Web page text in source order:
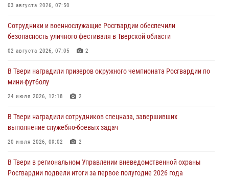
Кавказском федеральном округе Виталием Кузнецовым
Росгвардейцы в Твери приняли участие в молебне, посвященном
Дню Крещения Руси
Сотрудники вневедомственной охраны совершили 250 выездов и
пресекли 20 правонарушений за неделю в Тверской области
В Твери наградили призеров окружного чемпионата Росгвардии по
мини-футболу
03 августа 2026, 07:50
Сотрудники и военнослужащие Росгвардии обеспечили
безопасность уличного фестиваля в Тверской области
02 августа 2026, 07:05 2
В Твери наградили призеров окружного чемпионата Росгвардии по
мини-футболу
24 июля 2026, 12:18 2
В Твери наградили сотрудников спецназа, завершивших
выполнение служебно-боевых задач
20 июля 2026, 09:02 2
В Твери в региональном Управлении вневедомственной охраны
Росгвардии подвели итоги за первое полугодие 2026 года